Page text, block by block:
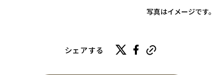
写真はイメージです。
シェアする